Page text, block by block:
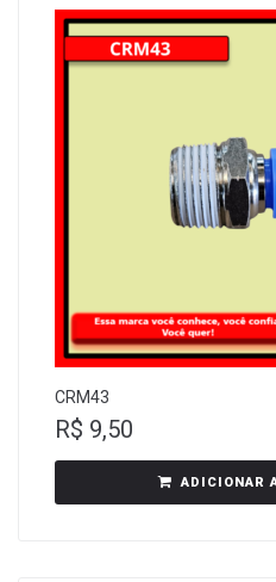
CRM43
R$ 9,50
ADICIONAR